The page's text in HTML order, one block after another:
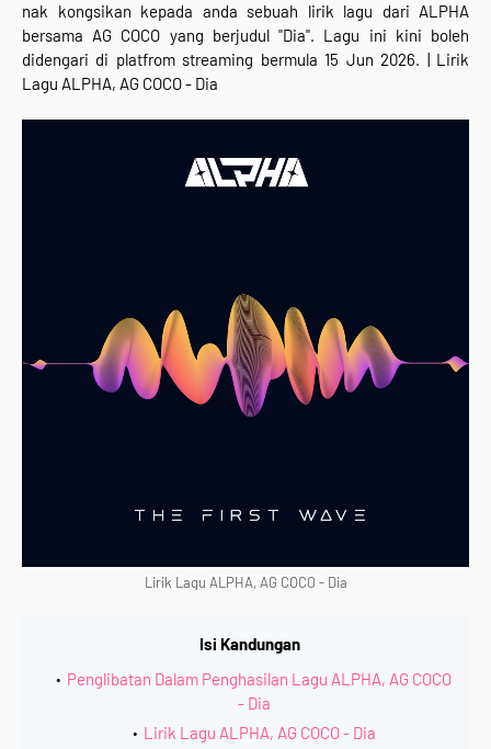
nak kongsikan kepada anda sebuah lirik lagu dari ALPHA
bersama AG COCO yang berjudul "Dia". Lagu ini kini boleh
didengari di platfrom streaming bermula 15 Jun 2026. | Lirik
Lagu ALPHA, AG COCO - Dia
Lirik Lagu ALPHA, AG COCO - Dia
Isi Kandungan
Penglibatan Dalam Penghasilan Lagu ALPHA, AG COCO
- Dia
Lirik Lagu ALPHA, AG COCO - Dia